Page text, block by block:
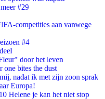
#29
competities aan vanwege
#4
door het leven
one bites the dust
nadat ik met zijn zoon sprak
Europa!
Helene je kan het niet stop